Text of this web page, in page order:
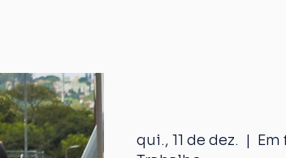
qui., 11 de dez.
  |
Em